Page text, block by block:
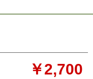
￥2,700